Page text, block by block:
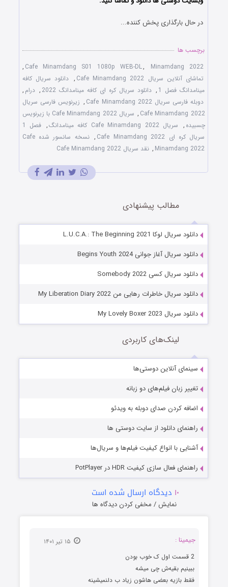
در حال بارگذاری پخش کننده...
برچسب ها
Cafe Minamdang S01 1080p WEB-DL, Minamdang 2022
,
تماشای آنلاین سریال Cafe Minamdang 2022
, دانلود سریال کافه
مینامدانگ فصل 1
, دانلود سریال کره ای کافه مینامدانگ 2022 , درام ,
دوبله فارسی سریال Cafe Minamdang 2022
, زیرنویس فارسی سریال
Cafe Minamdang 2022
,
سریال Cafe Minamdang 2022 با زیرنویس
چسبیده , سریال Cafe Minamdang 2022 کافه مینامدانگ ,
فصل 1
سریال کره ای Cafe Minamdang 2022
,
نسخه سانسور شده Cafe
Minamdang 2022
, نقد سریال Cafe Minamdang 2022
مطالب پیشنهادی
دانلود سریال لوکا L.U.C.A.: The Beginning 2021
دانلود سریال آغاز جوانی Begins Youth 2024
دانلود سریال کسی Somebody 2022
دانلود سریال خاطرات رهایی من My Liberation Diary 2022
دانلود سریال My Lovely Boxer 2023
لینک‌های کاربردی
سینمای آنلاین دوستی‌ها
تغییر زبان فیلم‌های دو زبانه
اضافه کردن صدای دوبله به ویدئو
راهنمای دانلود از سایت دوستی ها
آشنایی با انواع کیفیت فیلم‌ها و سریال‌ها
راهنمای فعال سازی کیفیت HDR در PotPlayer
۱۰ دیدگاه ارسال شده است
نمایش / مخفی کردن دیدگاه ها
جیمینا :
2 قسمت اول ک خوب بودن
ببینیم بقیه‌ش چی میشه
فقط بازیه بعضی هاشون زیاد ب دلنمیشینه